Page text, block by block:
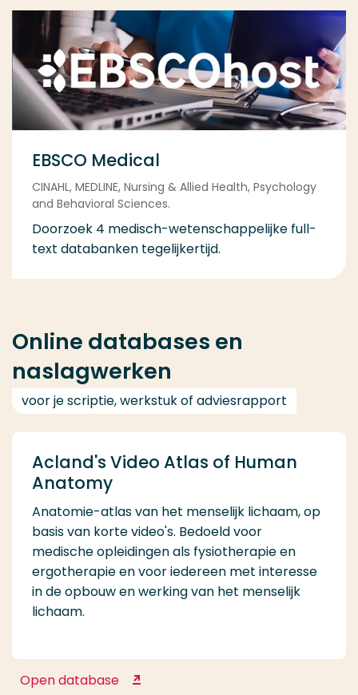
EBSCO Medical
CINAHL, MEDLINE, Nursing & Allied Health, Psychology
and Behavioral Sciences.
Doorzoek 4 medisch-wetenschappelijke full-
text databanken tegelijkertijd.
Online databases en
naslagwerken
voor je scriptie, werkstuk of adviesrapport
Acland's Video Atlas of Human
Anatomy
Anatomie-atlas van het menselijk lichaam, op
basis van korte video's. Bedoeld voor
medische opleidingen als fysiotherapie en
ergotherapie en voor iedereen met interesse
in de opbouw en werking van het menselijk
lichaam.
Open database
Acland's Video Atlas of Human